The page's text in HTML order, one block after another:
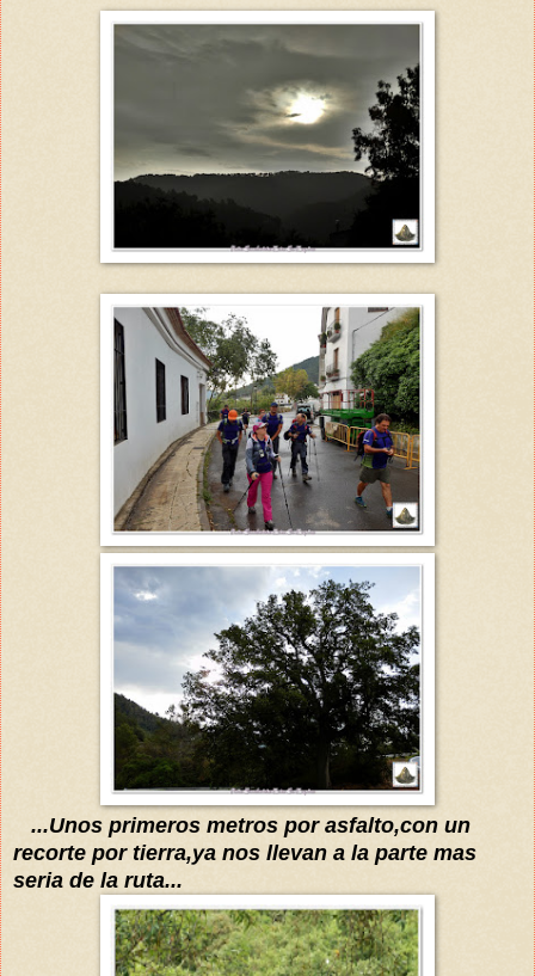
...Unos primeros metros por asfalto,con un
recorte por tierra,ya nos llevan a la parte mas
seria de la ruta...